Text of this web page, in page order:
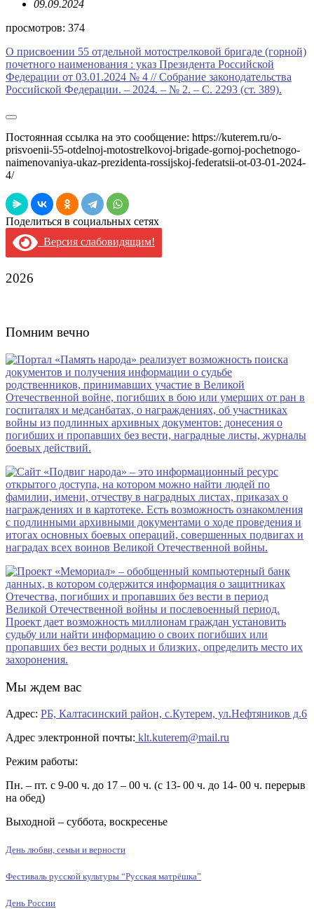
09.09.2024
просмотров: 374
О присвоении 55 отдельной мотострелковой бригаде (горной)
почетного наименования : указ Президента Российской
Федерации от 03.01.2024 № 4 // Собрание законодательства
Российской Федерации. – 2024. – № 2. – С. 2293 (ст. 389).
Постоянная ссылка на это сообщение: https://kuterem.ru/o-
prisvoenii-55-otdelnoj-motostrelkovoj-brigade-gornoj-pochetnogo-
naimenovaniya-ukaz-prezidenta-rossijskoj-federatsii-ot-03-01-2024-
4/
Поделиться в социальных сетях
Версия слабовидящим!
2026
Помним вечно
Мы ждем вас
Адрес: РБ, Калтасинский район, с.Кутерем, ул.Нефтяников д.6
Адрес электронной почты: klt.kuterem@mail.ru
Режим работы:
Пн. – пт. с 9-00 ч. до 17 – 00 ч. (с 13- 00 ч. до 14- 00 ч. перерыв
на обед)
Выходной – суббота, воскресенье
День любви, семьи и верности
Фестиваль русской культуры “Русская матрёшка”
День России